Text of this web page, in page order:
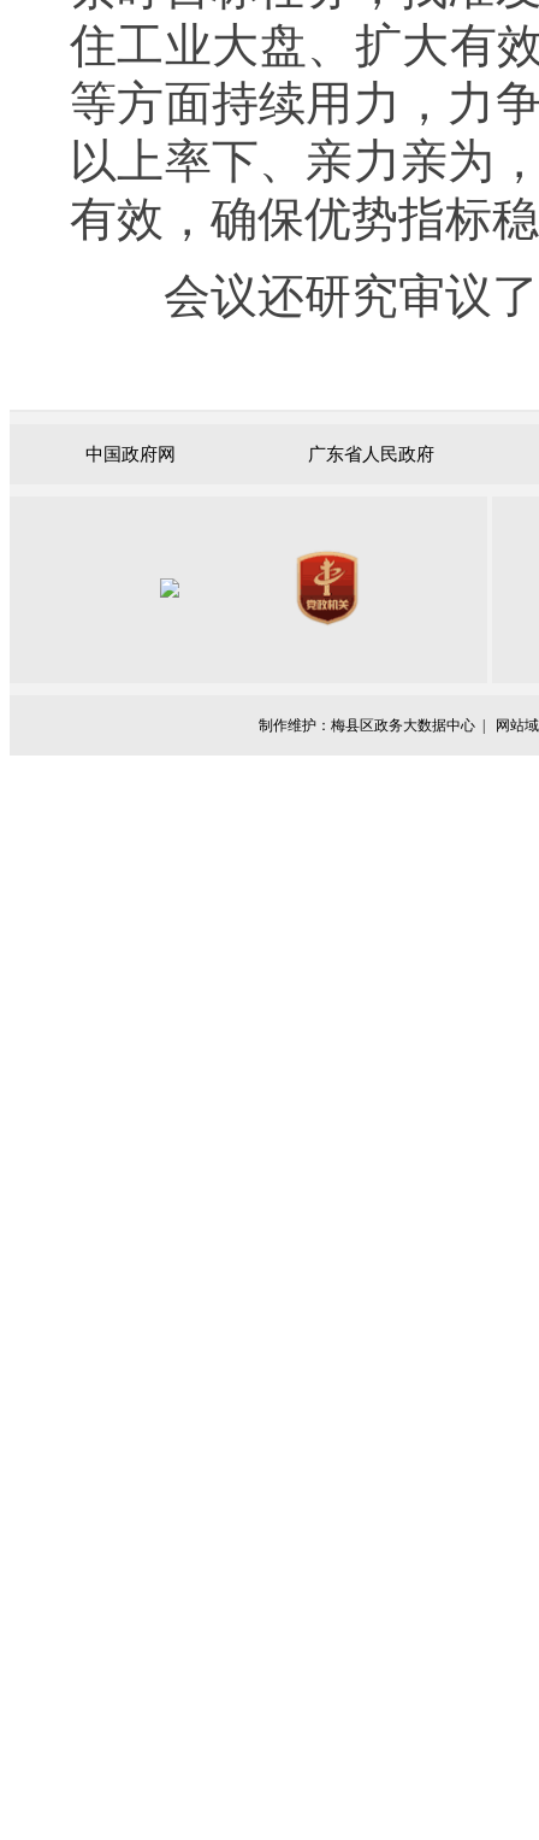
住工业大盘、扩大有
等方面持续用力，力
以上率下、亲力亲为
有效，确保优势指标
会议还研究审议
中国政府网 广东省人民政府
制作维护：梅县区政务大数据中心 | 网站